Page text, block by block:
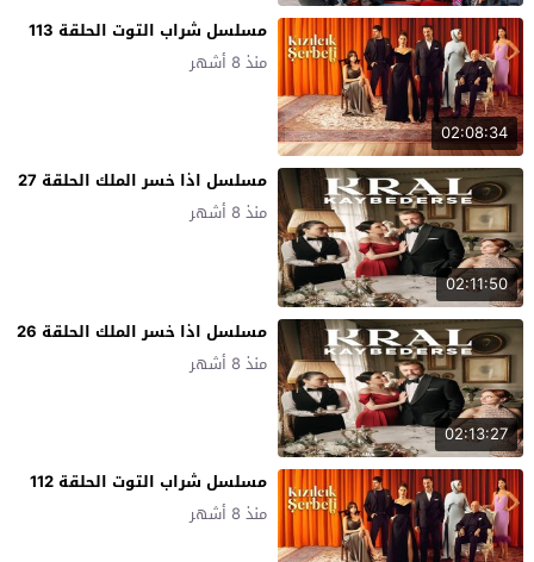
02:08:34
مسلسل شراب التوت الحلقة 113
منذ 8 أشهر
02:11:50
مسلسل اذا خسر الملك الحلقة 27
منذ 8 أشهر
02:13:27
مسلسل اذا خسر الملك الحلقة 26
منذ 8 أشهر
مسلسل شراب التوت الحلقة 112
منذ 8 أشهر